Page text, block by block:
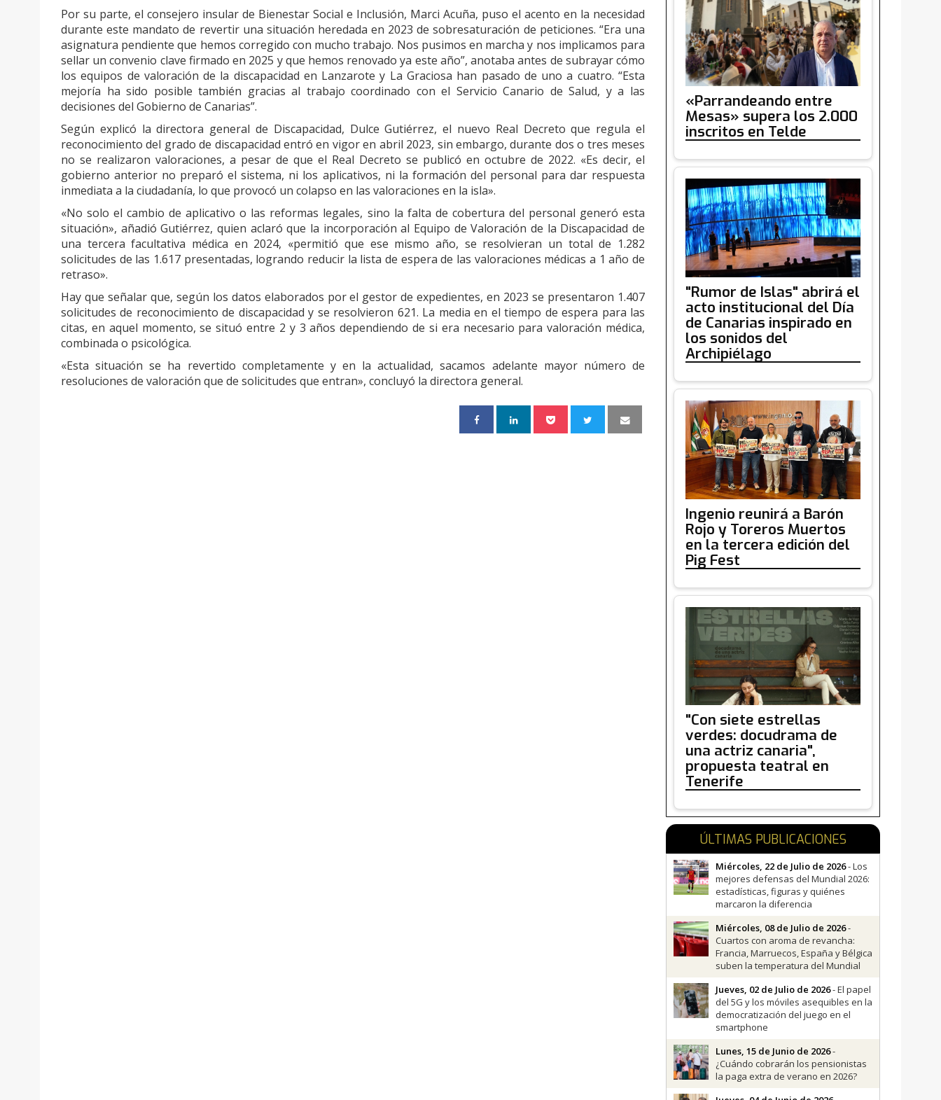
Por su parte, el consejero insular de Bienestar Social e Inclusión, Marci Acuña, puso el acento en la necesidad
durante este mandato de revertir una situación heredada en 2023 de sobresaturación de peticiones. “Era una
asignatura pendiente que hemos corregido con mucho trabajo. Nos pusimos en marcha y nos implicamos para
sellar un convenio clave firmado en 2025 y que hemos renovado ya este año”, anotaba antes de subrayar cómo
los equipos de valoración de la discapacidad en Lanzarote y La Graciosa han pasado de uno a cuatro. “Esta
mejoría ha sido posible también gracias al trabajo coordinado con el Servicio Canario de Salud, y a las
decisiones del Gobierno de Canarias”.
Según explicó la directora general de Discapacidad, Dulce Gutiérrez, el nuevo Real Decreto que regula el
reconocimiento del grado de discapacidad entró en vigor en abril 2023, sin embargo, durante dos o tres meses
no se realizaron valoraciones, a pesar de que el Real Decreto se publicó en octubre de 2022. «Es decir, el
gobierno anterior no preparó el sistema, ni los aplicativos, ni la formación del personal para dar respuesta
inmediata a la ciudadanía, lo que provocó un colapso en las valoraciones en la isla».
«No solo el cambio de aplicativo o las reformas legales, sino la falta de cobertura del personal generó esta
situación», añadió Gutiérrez, quien aclaró que la incorporación al Equipo de Valoración de la Discapacidad de
una tercera facultativa médica en 2024, «permitió que ese mismo año, se resolvieran un total de 1.282
solicitudes de las 1.617 presentadas, logrando reducir la lista de espera de las valoraciones médicas a 1 año de
retraso».
Hay que señalar que, según los datos elaborados por el gestor de expedientes, en 2023 se presentaron 1.407
solicitudes de reconocimiento de discapacidad y se resolvieron 621. La media en el tiempo de espera para las
citas, en aquel momento, se situó entre 2 y 3 años dependiendo de si era necesario para valoración médica,
combinada o psicológica.
«Esta situación se ha revertido completamente y en la actualidad, sacamos adelante mayor número de
resoluciones de valoración que de solicitudes que entran», concluyó la directora general.
«Parrandeando entre
Mesas» supera los 2.000
inscritos en Telde
"Rumor de Islas" abrirá el
acto institucional del Día
de Canarias inspirado en
los sonidos del
Archipiélago
Ingenio reunirá a Barón
Rojo y Toreros Muertos
en la tercera edición del
Pig Fest
"Con siete estrellas
verdes: docudrama de
una actriz canaria",
propuesta teatral en
Tenerife
ÚLTIMAS PUBLICACIONES
Miércoles, 22 de Julio de 2026- Los
mejores defensas del Mundial 2026:
estadísticas, figuras y quiénes
marcaron la diferencia
Miércoles, 08 de Julio de 2026-
Cuartos con aroma de revancha:
Francia, Marruecos, España y Bélgica
suben la temperatura del Mundial
Jueves, 02 de Julio de 2026- El papel
del 5G y los móviles asequibles en la
democratización del juego en el
smartphone
Lunes, 15 de Junio de 2026-
¿Cuándo cobrarán los pensionistas
la paga extra de verano en 2026?